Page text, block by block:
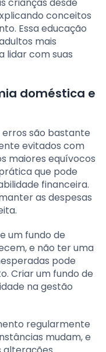
conceitos
Essa educação
mais
lidar com suas
doméstica e
erros são bastante
evitados com
maiores equívocos
que pode
financeira.
as despesas
um fundo de
e não ter uma
pode
Criar um fundo de
na gestão
regularmente
mudam, e